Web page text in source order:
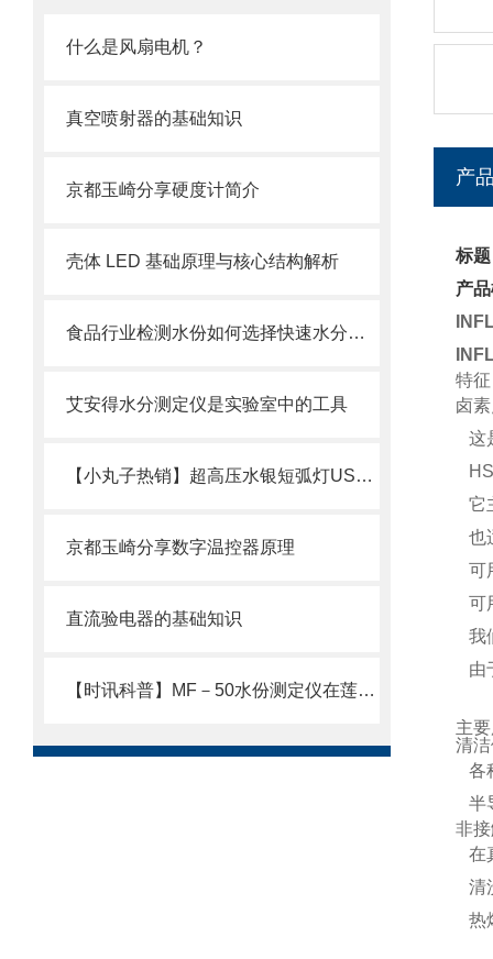
什么是风扇电机？
真空喷射器的基础知识
京都玉崎分享硬度计简介
壳体 LED 基础原理与核心结构解析
食品行业检测水份如何选择快速水分测定仪
艾安得水分测定仪是实验室中的工具
【小丸子热销】超高压水银短弧灯USH-3502DK
京都玉崎分享数字温控器原理
直流验电器的基础知识
【时讯科普】MF－50水份测定仪在莲蓉馅料水份测定上的运用
产
标
产
特征
卤
这
它
也
可
可
我
由
主
清
各
半
非
在
清
热